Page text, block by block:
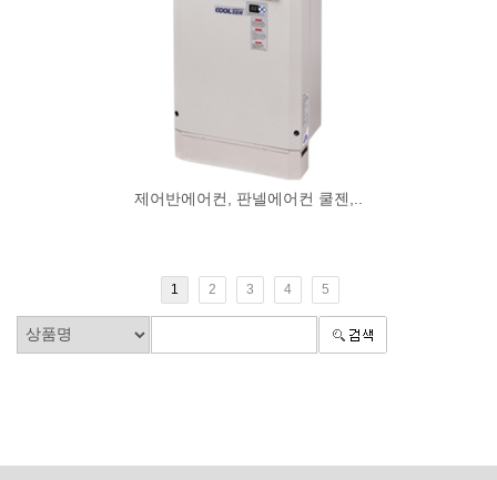
제어반에어컨, 판넬에어컨 쿨젠,..
1 2 3 4 5